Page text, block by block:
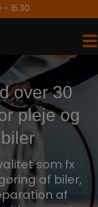
15.30
over 30
pleje og
som fx
af biler,
af